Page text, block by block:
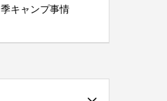
季キャンプ事情